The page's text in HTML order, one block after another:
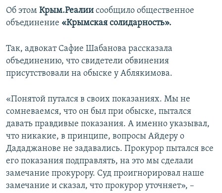
Об этом Крым.Реалии сообщило общественное
объединение «Крымская солидарность».
Так, адвокат Сафие Шабанова рассказала
объединению, что свидетели обвинения
присутствовали на обыске у Аблякимова.
«Понятой путался в своих показаниях. Мы не
сомневаемся, что он был при обыске, пытался
давать правдивые показания. А именно указывал,
что никакие, в принципе, вопросы Айдеру о
Дададжанове не задавались. Прокурор пытался все
его показания подправлять, на это мы сделали
замечание прокурору. Суд проигнорировал наше
замечание и сказал, что прокурор уточняет», –